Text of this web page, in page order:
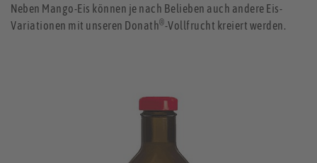
Neben Mango-Eis können je nach Belieben auch andere Eis-
Variationen mit unseren Donath®-Vollfrucht kreiert werden.